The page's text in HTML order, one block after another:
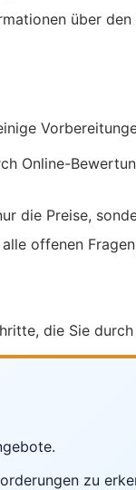
über
Online-
die Preise,
offenen
die Sie
zu